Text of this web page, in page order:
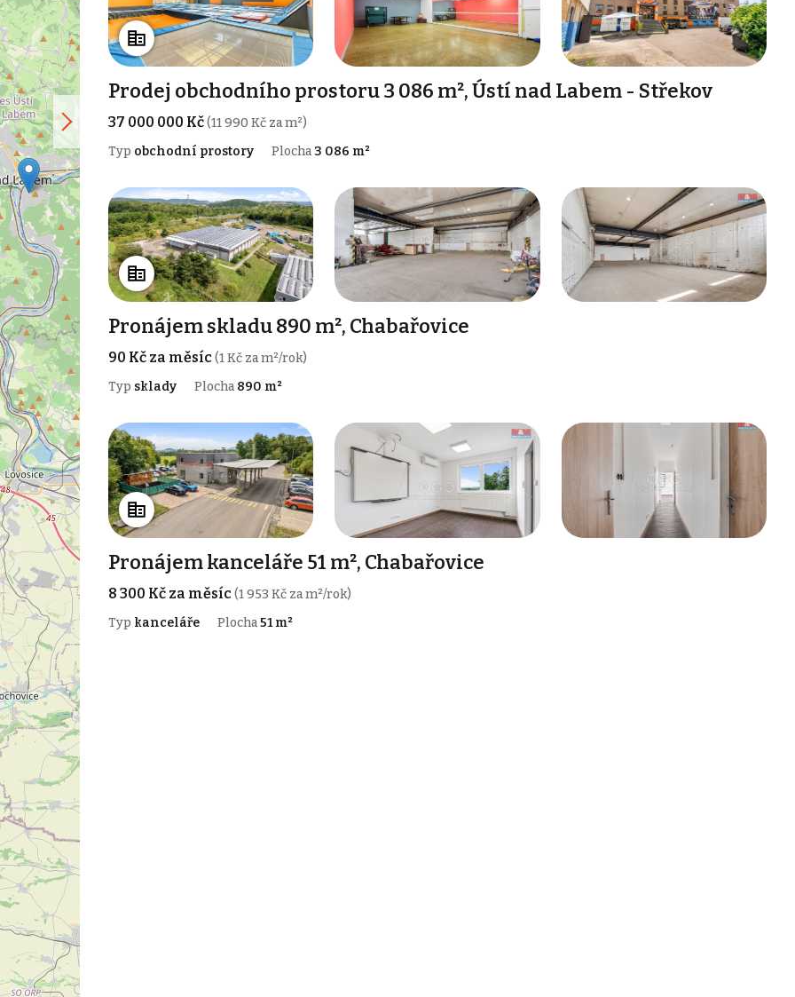
Prodej obchodního prostoru 3 086 m², Ústí nad Labem - Střekov
37 000 000 Kč(11 990 Kč za m²)
Typ obchodní prostory Plocha 3 086 m²
Pronájem skladu 890 m², Chabařovice
90 Kč za měsíc(1 Kč za m²/rok)
Typ sklady Plocha 890 m²
Pronájem kanceláře 51 m², Chabařovice
8 300 Kč za měsíc(1 953 Kč za m²/rok)
Typ kanceláře Plocha51 m²